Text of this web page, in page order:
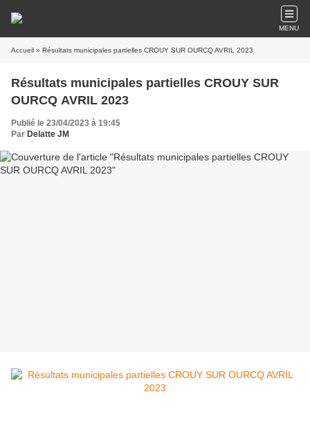
MENU
Accueil » Résultats municipales partielles CROUY SUR OURCQ AVRIL 2023
Résultats municipales partielles CROUY SUR
OURCQ AVRIL 2023
Publié le 23/04/2023 à 19:45
Par Delatte JM